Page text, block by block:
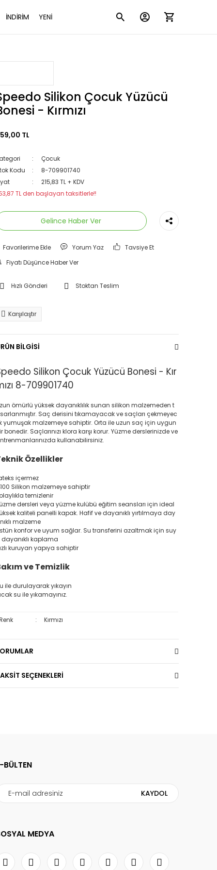
İNDİRİM YENİ
Silikon Çocuk Yüzücü
- Kırmızı
TL
Çocuk
Kodu
8-709901740
215,83 TL + KDV
TL den başlayan taksitlerle!!
Gelince Haber Ver
Yorum Yaz
Tavsiye Et
Fiyatı Düşünce Haber Ver
Hızlı Gönderi Stoktan Teslim
Karşılaştır
BİLGİSİ
Silikon Çocuk Yüzücü Bonesi - Kır
8-709901740
ömürlü yüksek dayanıklılık sunan silikon malzemeden t
Saç derisini tıkamayacak ve saçları çekmeyec
yumuşak malzemeye sahiptir. Orta ile uzun saç için uygun
bonedir. Saçlarınızı klora karşı korur. Yüzme derslerinizde ve
kullanabilirsiniz.
Özellikler
içermez
Silikon malzemeye sahiptir
temizlenir
dersleri veya yüzme kulübü eğitim seansları için ideal
kaliteli panelli kapak. Hafif ve dayanıklı yırtılmaya day
malzeme
konfor ve uyum sağlar. Su transferini azaltmak için suy
kaplama
kuruyan yapıya sahiptir
ve Temizlik
ile durulayarak yıkayın
su ile yıkamayınız.
: Kırmızı
SEÇENEKLERİ
BÜLTEN
KAYDOL
MEDYA